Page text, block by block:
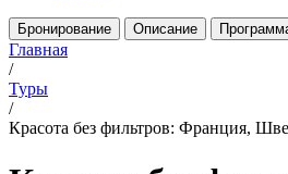
Бронирование Описание
Главная
/
Туры
/
Красота без фильтров: Франция,